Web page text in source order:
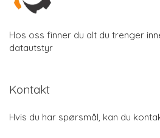
Hos oss finner du alt du trenger
datautstyr
Kontakt
Hvis du har spørsmål, kan du